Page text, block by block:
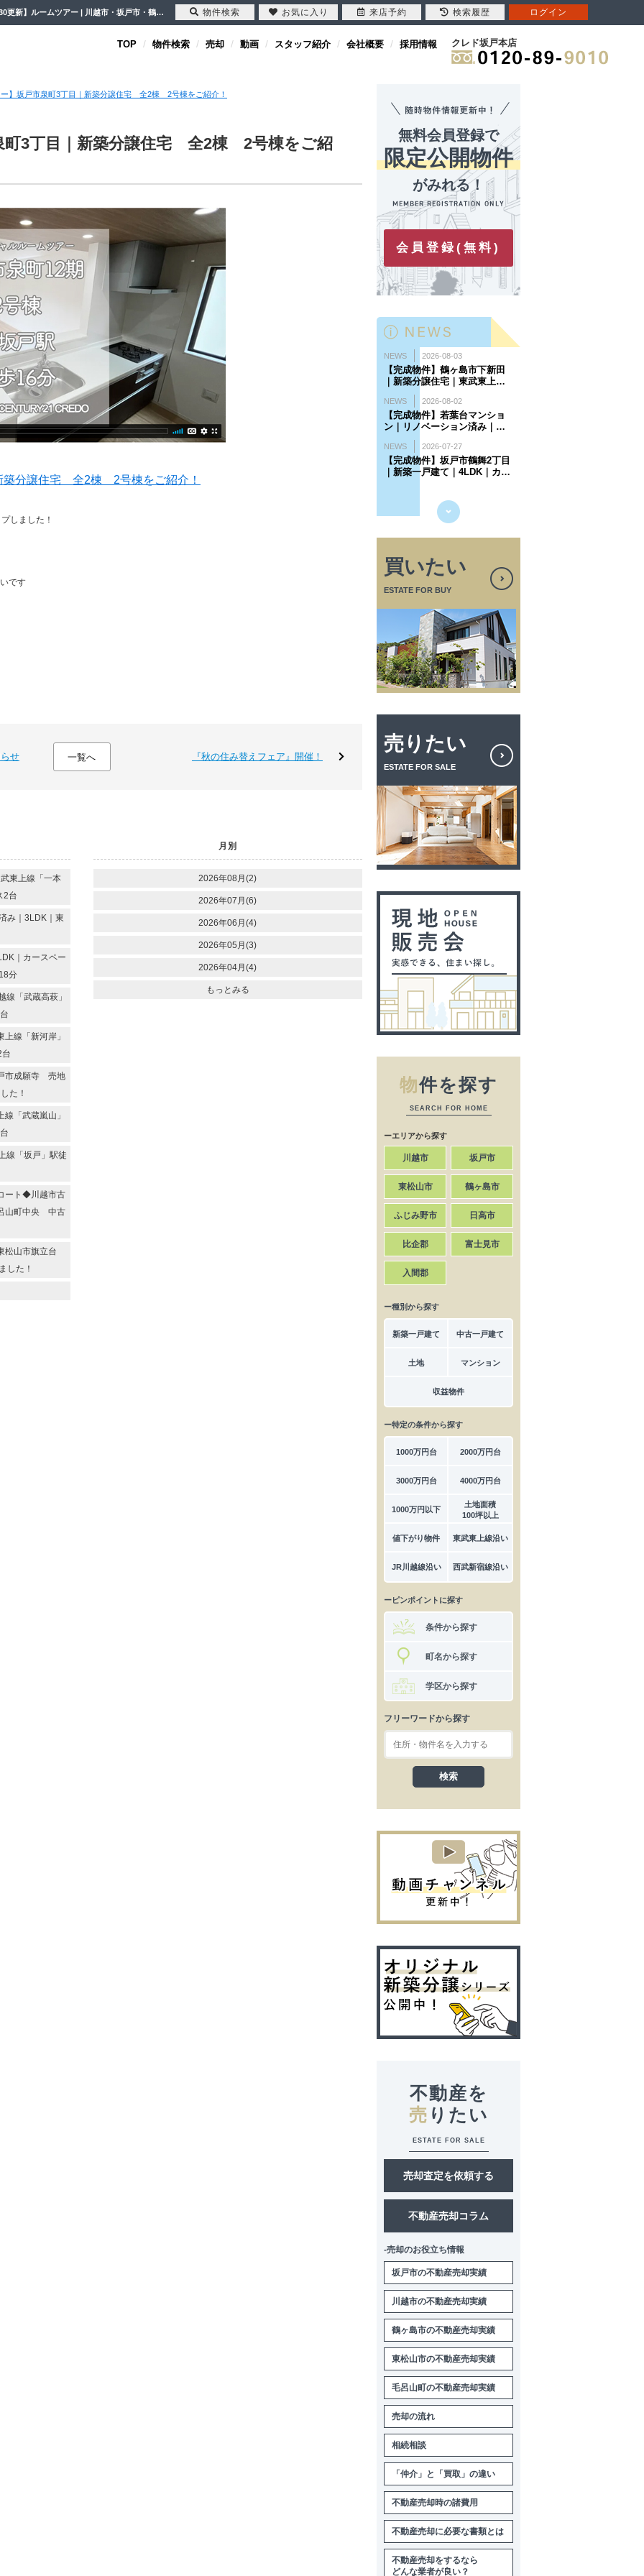
【ルームツアー】坂戸市泉町3丁目｜新築分譲住宅 全2棟 2号棟をご紹介！【2022-08-30更新】ルームツアー | 川越市・坂戸市・鶴ヶ島市の不動産（新築一戸建て・中古戸建・土地・中古マンション）不動産売却はセンチュリー21クレド
TOP 物件検索 売却 動画 スタッフ紹介 会社概要 採用情報 クレド坂戸本店
ー】坂戸市泉町3丁目｜新築分譲住宅 全2棟 2号棟をご紹介！
町3丁目｜新築分譲住宅 全2棟 2号棟をご紹
築分譲住宅 全2棟 2号棟をご紹介！
しました！
です
せ 一覧へ 『秋の住み替えフェア』開催！
東上線「一本
2台
み｜3LDK｜東
｜カースペー
分
線「武蔵高萩」
線「新河岸」
市成願寺 売地
た！
「武蔵嵐山」
線「坂戸」駅徒
ート◆川越市古
山町中央 中古
松山市旗立台
した！
月別
2026年08月(2)
2026年07月(6)
2026年06月(4)
2026年05月(3)
2026年04月(4)
もっとみる
無料会員登録で
限定公開物件
がみれる！
会員登録(無料)
買いたい
ESTATE FOR BUY
売りたい
ESTATE FOR SALE
物件を探す
SEARCH FOR HOME
ーエリアから探す
川越市 坂戸市
東松山市 鶴ヶ島市
ふじみ野市 日高市
比企郡 富士見市
入間郡
ー種別から探す
新築一戸建て 中古一戸建て
土地 マンション
収益物件
ー特定の条件から探す
1000万円台 2000万円台
3000万円台 4000万円台
1000万円以下
土地面積
100坪以上
値下がり物件 東武東上線沿い
JR川越線沿い 西武新宿線沿い
ーピンポイントに探す
条件から探す
町名から探す
学区から探す
フリーワードから探す
不動産を
売 りたい
ESTATE FOR SALE
売却査定を依頼する
不動産売却コラム
-売却のお役立ち情報
坂戸市の不動産売却実績
川越市の不動産売却実績
鶴ヶ島市の不動産売却実績
東松山市の不動産売却実績
毛呂山町の不動産売却実績
売却の流れ
相続相談
「仲介」と「買取」の違い
不動産売却時の諸費用
不動産売却に必要な書類とは
不動産売却をするなら
どんな業者が良い？
物件検索 お気に入り 来店予約 検索履歴 ログイン